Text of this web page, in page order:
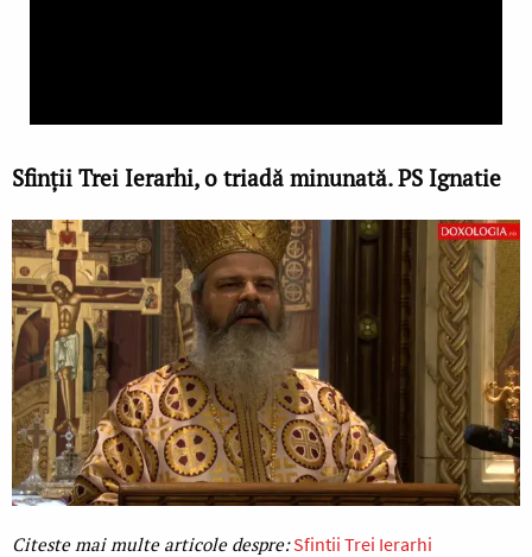
Sfinții Trei Ierarhi, o triadă minunată. PS Ignatie
Sfintii Trei Ierarhi